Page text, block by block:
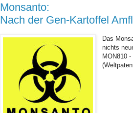
Monsanto:
Nach der Gen-Kartoffel
Das
nichts
MON810